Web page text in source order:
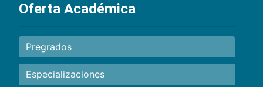
Oferta Académica
Pregrados
Especializaciones